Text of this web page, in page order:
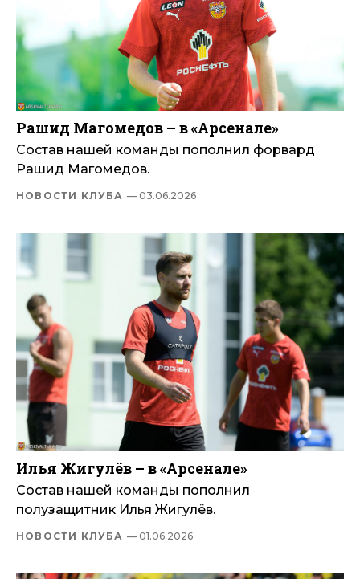
Рашид Магомедов – в «Арсенале»
Состав нашей команды пополнил форвард
Рашид Магомедов.
НОВОСТИ КЛУБА — 03.06.2026
Илья Жигулёв – в «Арсенале»
Состав нашей команды пополнил
полузащитник Илья Жигулёв.
НОВОСТИ КЛУБА — 01.06.2026